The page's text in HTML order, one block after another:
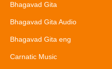
Bhagavad Gita
Bhagavad Gita Audio
Bhagavad Gita eng
Carnatic Music